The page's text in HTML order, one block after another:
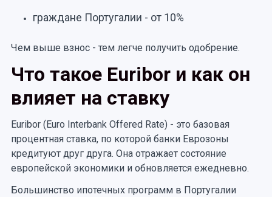
граждане Португалии - от 10%
Чем выше взнос - тем легче получить одобрение.
Что такое Euribor и как он
влияет на ставку
Euribor (Euro Interbank Offered Rate) - это базовая
процентная ставка, по которой банки Еврозоны
кредитуют друг друга. Она отражает состояние
европейской экономики и обновляется ежедневно.
Большинство ипотечных программ в Португалии